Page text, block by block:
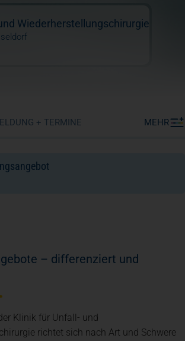
Wiederherstellungschirurgie
+ TERMINE MEHR
– differenziert und
Klinik für Unfall- und
richtet sich nach Art und Schwere